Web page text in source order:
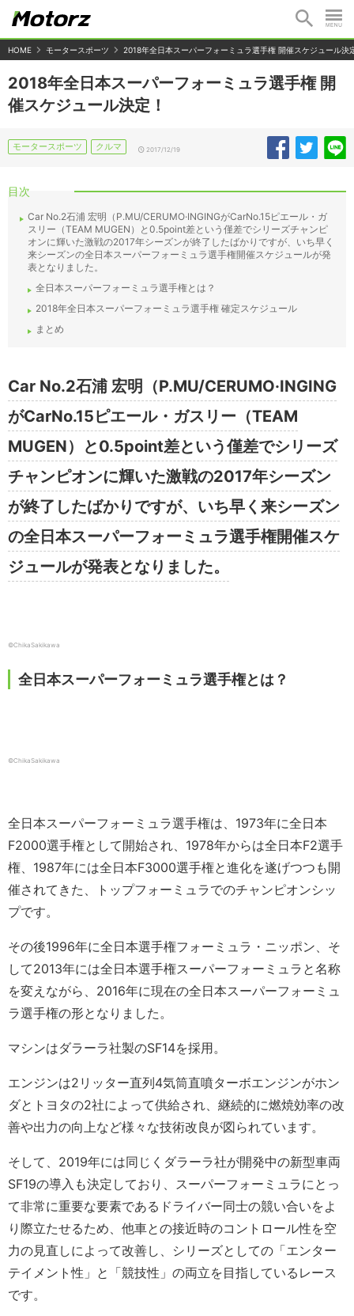
HOME モータースポーツ 2018年全日本スーパーフォーミュラ選手権 開催スケジュール決
2018年全日本スーパーフォーミュラ選手権 開
催スケジュール決定！
モータースポーツ クルマ 2017/12/19
目次
Car No.2石浦 宏明（P.MU/CERUMO·INGINGがCarNo.15ピエール・ガ
スリー（TEAM MUGEN）と0.5point差という僅差でシリーズチャンピ
オンに輝いた激戦の2017年シーズンが終了したばかりですが、いち早く
来シーズンの全日本スーパーフォーミュラ選手権開催スケジュールが発
表となりました。
全日本スーパーフォーミュラ選手権とは？
2018年全日本スーパーフォーミュラ選手権 確定スケジュール
まとめ
Car No.2石浦 宏明（P.MU/CERUMO·INGING
がCarNo.15ピエール・ガスリー（TEAM
MUGEN）と0.5point差という僅差でシリーズ
チャンピオンに輝いた激戦の2017年シーズン
が終了したばかりですが、いち早く来シーズン
の全日本スーパーフォーミュラ選手権開催スケ
ジュールが発表となりました。
©ChikaSakikawa
全日本スーパーフォーミュラ選手権とは？
©ChikaSakikawa
全日本スーパーフォーミュラ選手権は、1973年に全日本
F2000選手権として開始され、1978年からは全日本F2選手
権、1987年には全日本F3000選手権と進化を遂げつつも開
催されてきた、トップフォーミュラでのチャンピオンシッ
プです。
その後1996年に全日本選手権フォーミュラ・ニッポン、そ
して2013年には全日本選手権スーパーフォーミュラと名称
を変えながら、2016年に現在の全日本スーパーフォーミュ
ラ選手権の形となりました。
マシンはダラーラ社製のSF14を採用。
エンジンは2リッター直列4気筒直噴ターボエンジンがホン
ダとトヨタの2社によって供給され、継続的に燃焼効率の改
善や出力の向上など様々な技術改良が図られています。
そして、2019年には同じくダラーラ社が開発中の新型車両
SF19の導入も決定しており、スーパーフォーミュラにとっ
て非常に重要な要素であるドライバー同士の競い合いをよ
り際立たせるため、他車との接近時のコントロール性を空
力の見直しによって改善し、シリーズとしての「エンター
テイメント性」と「競技性」の両立を目指しているレース
です。